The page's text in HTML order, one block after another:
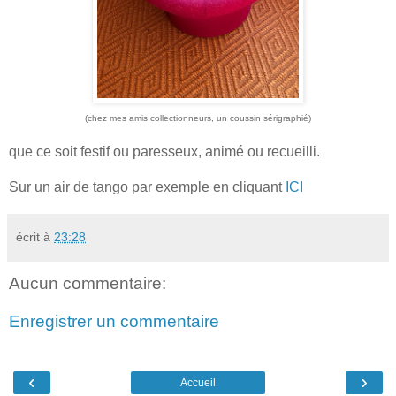
(chez mes amis collectionneurs, un coussin sérigraphié)
que ce soit festif ou paresseux, animé ou recueilli.
Sur un air de tango par exemple en cliquant ICI
écrit à 23:28
Aucun commentaire:
Enregistrer un commentaire
‹ ›
Accueil